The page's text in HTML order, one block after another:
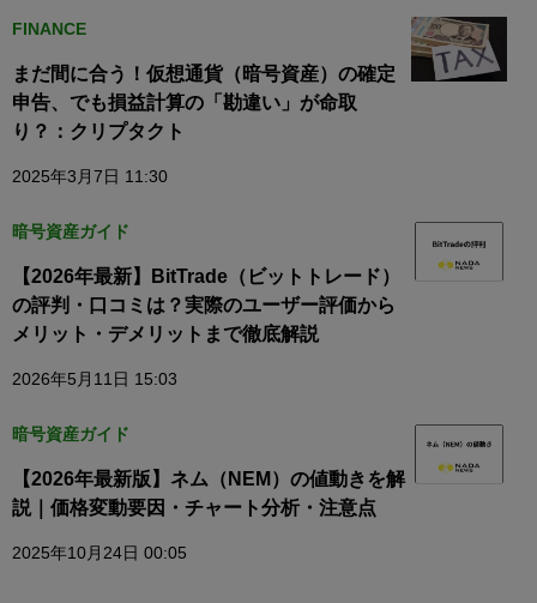
FINANCE
まだ間に合う！仮想通貨（暗号資産）の確定
申告、でも損益計算の「勘違い」が命取
り？：クリプタクト
2025年3月7日 11:30
暗号資産ガイド
【2026年最新】BitTrade（ビットトレード）
の評判・口コミは？実際のユーザー評価から
メリット・デメリットまで徹底解説
2026年5月11日 15:03
暗号資産ガイド
【2026年最新版】ネム（NEM）の値動きを解
説｜価格変動要因・チャート分析・注意点
2025年10月24日 00:05